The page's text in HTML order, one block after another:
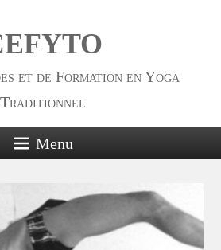
et de Formation en Yoga
Traditionnel
Menu